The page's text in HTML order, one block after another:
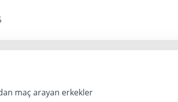
maç arayan erkekler